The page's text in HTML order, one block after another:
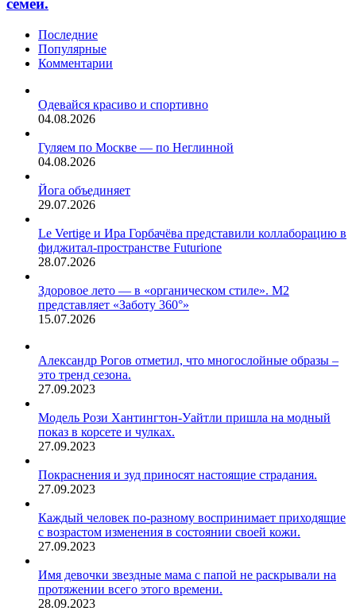
семей.
Последние
Популярные
Комментарии
Одевайся красиво и спортивно
04.08.2026
Гуляем по Москве — по Неглинной
04.08.2026
Йога объединяет
29.07.2026
Le Vertige и Ира Горбачёва представили коллаборацию в
фиджитал-пространстве Futurione
28.07.2026
Здоровое лето — в «органическом стиле». М2
представляет «Заботу 360°»
15.07.2026
Александр Рогов отметил, что многослойные образы –
это тренд сезона.
27.09.2023
Модель Рози Хантингтон-Уайтли пришла на модный
показ в корсете и чулках.
27.09.2023
Покраснения и зуд приносят настоящие страдания.
27.09.2023
Каждый человек по-разному воспринимает приходящие
с возрастом изменения в состоянии своей кожи.
27.09.2023
Имя девочки звездные мама с папой не раскрывали на
протяжении всего этого времени.
28.09.2023